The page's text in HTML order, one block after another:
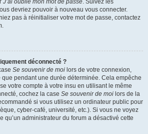
J’ai oublié mon mot de passe. Suivez les
devriez pouvoir à nouveau vous connecter.
pas à réinitialiser votre mot de passe, contactez
déconnecté ?
Se souvenir de moi lors de votre connexion,
pendant une durée déterminée. Cela empêche
votre compte à votre insu en utilisant le même
cochez la case Se souvenir de moi lors de la
si vous utilisez un ordinateur public pour
cyber-café, université, etc.). Si vous ne voyez
qu’un administrateur du forum a désactivé cette